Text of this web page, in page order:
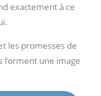
exactement à ce
les promesses de
forment une image